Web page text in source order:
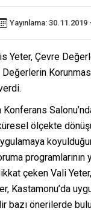
Yayınlama: 30.11.2019
Yeter, Çevre
Konferans
küresel ölçekte
çeken Vali
Kastamonu’da
bazı önerilerde